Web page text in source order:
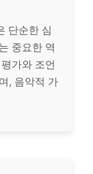
단순한 심
중요한 역
가와 조언
, 음악적 가